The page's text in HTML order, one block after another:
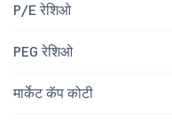
P/E रेशिओ
PEG रेशिओ
मार्केट कॅप कोटी